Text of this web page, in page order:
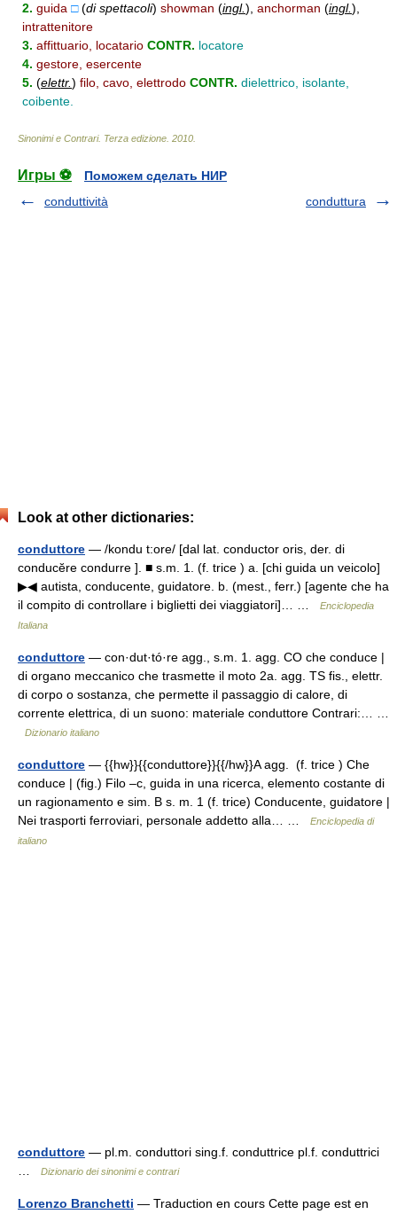
2. guida □ (di spettacoli) showman (ingl.) anchorman (ingl.)
intrattenitore
3. affittuario, locatario CONTR. locatore
4. gestore, esercente
5. (elettr.) filo, cavo, elettrodo CONTR. dielettrico, isolante,
coibente.
Sinonimi e Contrari. Terza edizione 2010
Игры ⚽
Поможем сделать НИР
conduttività
conduttura
Look at other dictionaries:
conduttore — /kondu t:ore/ [dal lat. conductor oris, der. di
conducĕre condurre ]. ■ s.m. 1. (f. trice ) a. [chi guida un veicolo]
▶◀ autista, conducente, guidatore. b. (mest., ferr.) [agente che ha
il compito di controllare i biglietti dei viaggiatori]… …
Enciclopedia
Italiana
conduttore — con·dut·tó·re agg., s.m. 1. agg. CO che conduce |
di organo meccanico che trasmette il moto 2a. agg. TS fis., elettr.
di corpo o sostanza, che permette il passaggio di calore, di
corrente elettrica, di un suono: materiale conduttore Contrari:… …
Dizionario italiano
conduttore — {{hw}}{{conduttore}}{{/hw}}A agg. (f. trice ) Che
conduce | (fig.) Filo –c, guida in una ricerca, elemento costante di
un ragionamento e sim. B s. m. 1 (f. trice) Conducente, guidatore |
Nei trasporti ferroviari, personale addetto alla… …
Enciclopedia di
italiano
conduttore — pl.m. conduttori sing.f. conduttrice pl.f. conduttrici
Dizionario dei sinonimi e contrari
Lorenzo Branchetti — Traduction en cours Cette page est en